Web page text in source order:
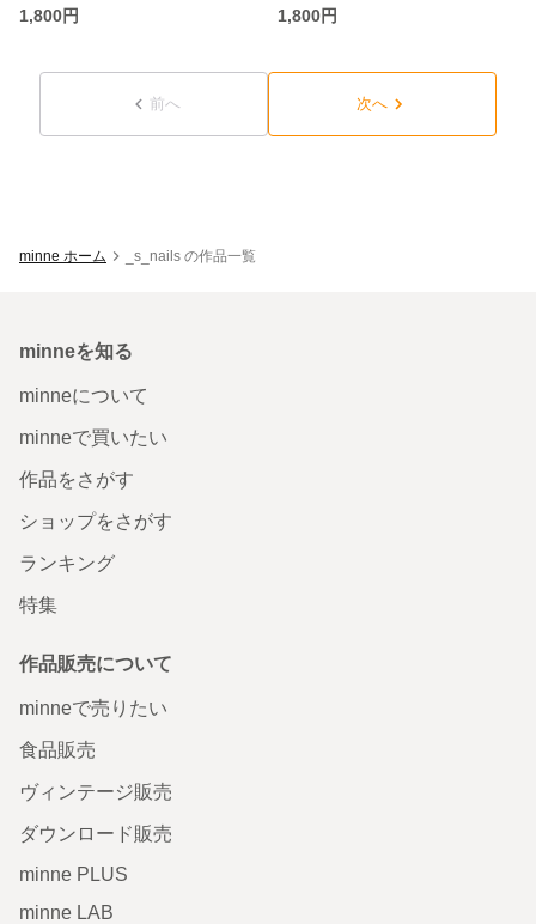
1,800円
1,800円
前へ 次へ
minne ホーム _s_nails の作品一覧
minneを知る
minneについて
minneで買いたい
作品をさがす
ショップをさがす
ランキング
特集
作品販売について
minneで売りたい
食品販売
ヴィンテージ販売
ダウンロード販売
minne PLUS
minne LAB